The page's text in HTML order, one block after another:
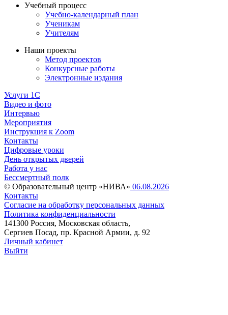
Учебный процесс
Учебно-календарный план
Ученикам
Учителям
Наши проекты
Метод проектов
Конкурсные работы
Электронные издания
Услуги 1C
Видео и фото
Интервью
Мероприятия
Инструкция к Zoom
Контакты
Цифровые уроки
День открытых дверей
Работа у нас
Бессмертный полк
© Образовательный центр «НИВА» 06.08.2026
Контакты
Согласие на обработку персональных данных
Политика конфиденциальности
141300 Россия, Московская область,
Сергиев Посад, пр. Красной Армии, д. 92
Личный кабинет
Выйти